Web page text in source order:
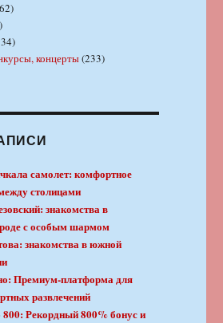
концерты(233)
самолет: комфортное
столицами
знакомства в
с особым шармом
знакомства в южной
Премиум-платформа для
развлечений
Рекордный 800% бонус и